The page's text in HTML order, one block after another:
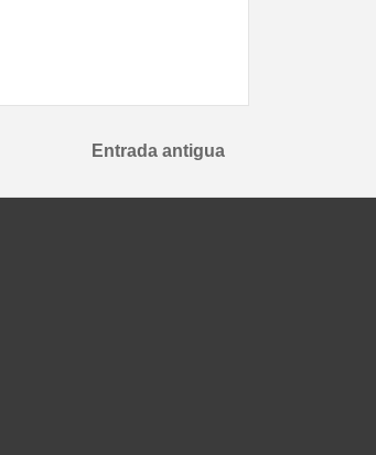
Entrada antigua